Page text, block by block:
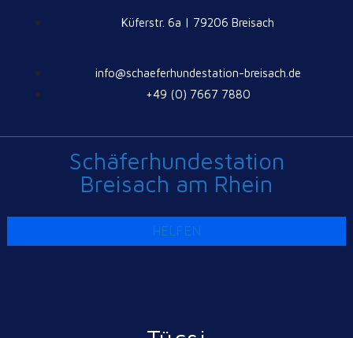
Küferstr. 6a | 79206 Breisach
info@schaeferhundestation-breisach.de
+49 (0) 7667 7880
Schäferhundestation
Breisach am Rhein
HELFEN